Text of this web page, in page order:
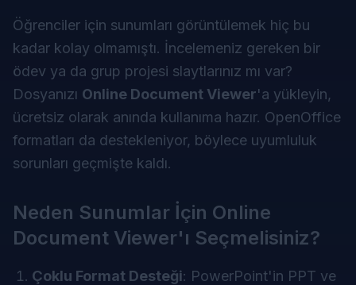
Öğrenciler için sunumları görüntülemek hiç bu
kadar kolay olmamıştı. İncelemeniz gereken bir
ödev ya da grup projesi slaytlarınız mı var?
Dosyanızı Online Document Viewer'a yükleyin,
ücretsiz olarak anında kullanıma hazır. OpenOffice
formatları da destekleniyor, böylece uyumluluk
sorunları geçmişte kaldı.
Neden Sunumlar İçin Online
Document Viewer'ı Seçmelisiniz?
Çoklu Format Desteği: PowerPoint'in PPT ve